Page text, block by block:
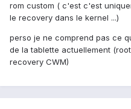
rom custom ( c'est c'est
le recovery dans le kernel ...)
perso je ne comprend pas ce
de la tablette actuellement
recovery CWM)